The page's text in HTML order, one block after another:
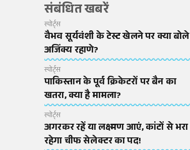
संबंधित खबरें
स्पोर्ट्स
वैभव सूर्यवंशी के टेस्ट खेलने पर क्या बोले
अजिंक्य रहाणे?
स्पोर्ट्स
पाकिस्तान के पूर्व क्रिकेटरों पर बैन का
खतरा, क्या है मामला?
स्पोर्ट्स
अगरकर रहें या लक्ष्मण आएं, कांटों से भरा
रहेगा चीफ सेलेक्टर का पद!